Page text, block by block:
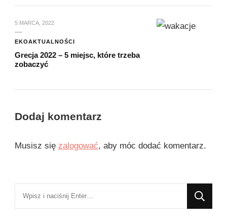
5 MARCA, 2022
EKOAKTUALNOŚCI
Grecja 2022 – 5 miejsc, które trzeba
zobaczyć
Dodaj komentarz
Musisz się zalogować, aby móc dodać komentarz.